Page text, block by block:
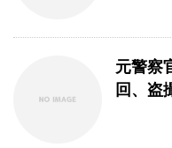
元警察
回、盗